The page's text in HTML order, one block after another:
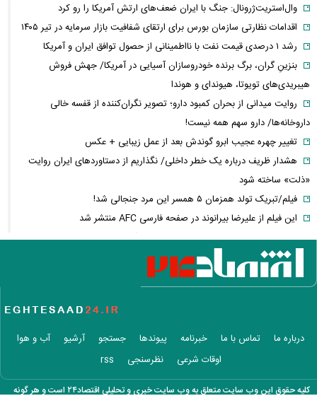
وال‌استریت‌ژرونال: جنگ با ایران ضعف‌های ارتش آمریکا را رو کرد
اقدامات نظارتی سازمان بورس برای ارتقای شفافیت بازار سرمایه در تیر ۱۴۰۵
رشد ۱ درصدی قیمت نفت با نااطمینانی از حصول توافق ایران و آمریکا
بنزینِ گران، برگ برنده خودروسازان آسیایی در آمریکا/ جهش فروش
هیبریدی‌های تویوتا، هیوندای و هوندا
روایت میدانی از بحران کمبود دارو؛ تصویر نگران‌کننده از قفسه خالی
داروخانه‌ها/ دارو سهم همه نیست!
تغییر چهره عجیب ابرو گوندش بعد از عمل زیبایی + عکس
هشدار ظریف درباره یک خطر داخلی/ نگذاریم از دستاوردهای ایران روایت
«ذلت» ساخته شود
فیلم/تبریک تولد همزمان ۵ همسر این مرد جنجالی شد!
این فیلم از علیرضا بیرانوند در صفحه فارسی AFC منتشر شد
فارن پالیسی: موضوع ایران در اختیار دولت آتی اسرائیل نیست/ اپوزیسیون،
این بار نتانیاهو را از پای در می‌آورند؟
آلت‌کوین‌ها در دوئل صعود و سقوط/ سولانا سبزپوش شد، شیبا و گرام زیر
فیلم/ تفحص اهالی میناب برای یافتن پیکر شهدای مدرسه شجره طیبه
عکس زیرخاکی از محبوبترین محله تهران ۵۰ سال
دلیل ۱۵ روز بی‌خبری از حمیدرضا رجب‌زاده فاش شد / مداح جوان چگونه به
تعرفه دفاتر اسناد رسمی ۳۰ تا ۳۵ درصد گران شد
درباره ما تماس با ما خبرنامه پیوندها جستجو آرشیو
آب و هوا
اوقات شرعی
نظرسنجی rss
کلیه حقوق این وب سایت متعلق به وب سایت خبری و تحلیلی اقتصاد۲۴ است و هر گونه